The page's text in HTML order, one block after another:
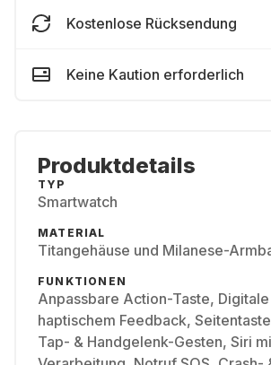
Kostenlose Rücksendung
Keine Kaution erforderlich
Produktdetails
TYP
Smartwatch
MATERIAL
Titangehäuse und Milanese-
FUNKTIONEN
Anpassbare Action-Taste,
haptischem Feedback,
Tap- & Handgelenk-Gesten, Siri